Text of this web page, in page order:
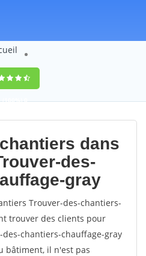
(100%)0
votes
dans
des-
gray
Trouver-des-chantiers-
trouver des clients pour
chantiers-chauffage-gray
bâtiment, il n'est pas